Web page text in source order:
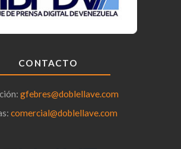
CONTACTO
gfebres@doblellave.com
comercial@doblellave.com